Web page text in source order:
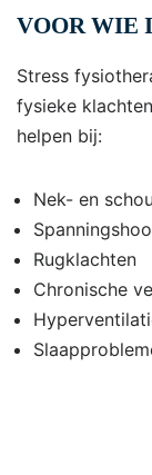
VOOR WIE
Stress
fysieke
helpen bij:
Nek- en
Rugklachten
Chronische